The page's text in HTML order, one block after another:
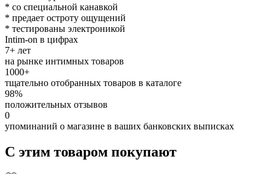
* со специальной канавкой
* предает остроту ощущений
* тестированы электроникой
Intim-on в цифрах
7+ лет
на рынке интимных товаров
1000+
тщательно отобранных товаров в каталоге
98%
положительных отзывов
0
упоминаний о магазине в ваших банковских выписках
С этим товаром покупают